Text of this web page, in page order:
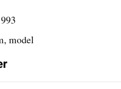
model